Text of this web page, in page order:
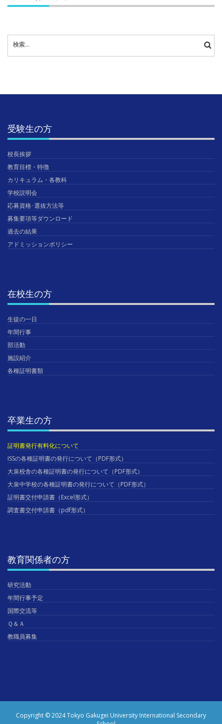
索:
受験生の方
校長挨拶
教育目標・特徴
カリキュラム・各教科
学校説明会
応募資格･選抜方法等
募集要項等ダウンロード
過去の結果
アドミッションポリシー
在校生の方
生徒の一日
年間行事
部活動
施設紹介
各種証明書類
卒業生の方
証明書発行有料化について
ISSの各種証明書の発行について（PDF形式）
大泉校舎の各種証明書の発行について（PDF形式）
大泉中学校の各種証明書の発行について（PDF形式）
証明書交付申請書（Excel形式）
調査書交付申請書（pdf形式）
教育関係者の方
研究活動
年間行事予定
国際交流等
Ｑ＆Ａ
教職員募集
Copyright © 2024 Tokyo Gakugei University International Secondary